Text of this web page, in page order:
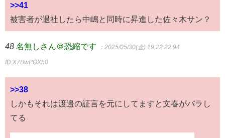
>>41
被害者が退社したら中嶋と同時に昇進した佐々木サン？
48 名無しさん＠恐縮です ：2025/05/30(金) 19:22:22.94
ID:X7BwPQXh0
>>38
しかもそれは渡邉の証言を元にしてますと文春がバラし
てる